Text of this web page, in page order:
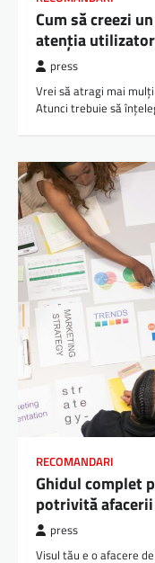
Cum să creezi
atenția
press
Vrei să atragi mai
Atunci trebuie să
RECOMANDARI
Ghidul complet
potrivită
press
Visul tău e o afacere